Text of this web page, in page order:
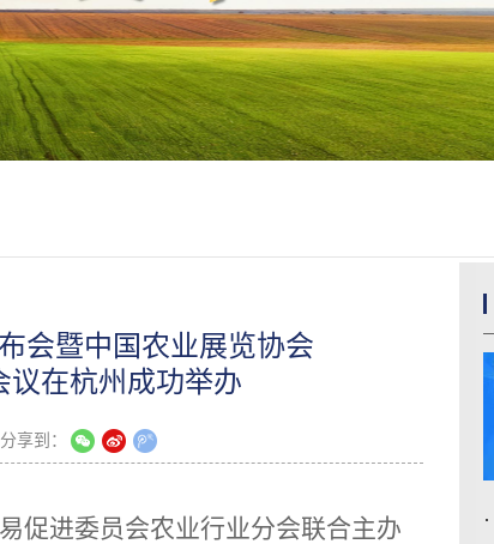
会暨中国农业展览协会
议在杭州成功举办
分享到：
促进委员会农业行业分会联合主办